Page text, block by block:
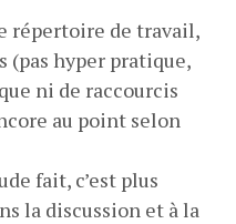
répertoire de travail,
(pas hyper pratique,
ni de raccourcis
au point selon
fait, c’est plus
la discussion et à la